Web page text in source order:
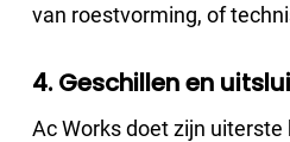
van roestvorming, of
4. Geschillen en
Ac Works doet zijn uiterste